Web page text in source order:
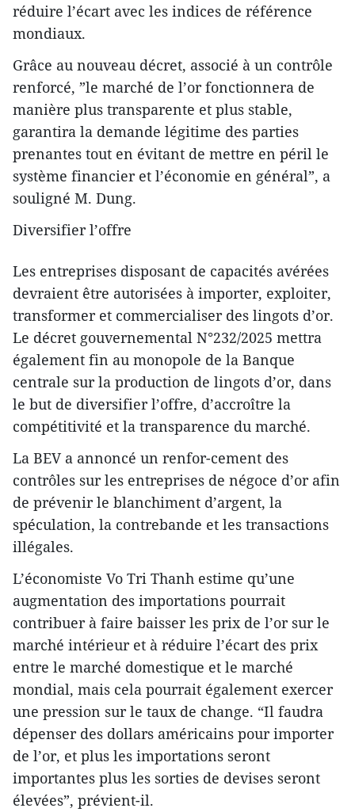
réduire l’écart avec les indices de référence
mondiaux.
Grâce au nouveau décret, associé à un contrôle
renforcé, ”le marché de l’or fonctionnera de
manière plus transparente et plus stable,
garantira la demande légitime des parties
prenantes tout en évitant de mettre en péril le
système financier et l’économie en général”, a
souligné M. Dung.
Diversifier l’offre
Les entreprises disposant de capacités avérées
devraient être autorisées à importer, exploiter,
transformer et commercialiser des lingots d’or.
Le décret gouvernemental N°232/2025 mettra
également fin au monopole de la Banque
centrale sur la production de lingots d’or, dans
le but de diversifier l’offre, d’accroître la
compétitivité et la transparence du marché.
La BEV a annoncé un renfor-cement des
contrôles sur les entreprises de négoce d’or afin
de prévenir le blanchiment d’argent, la
spéculation, la contrebande et les transactions
illégales.
L’économiste Vo Tri Thanh estime qu’une
augmentation des importations pourrait
contribuer à faire baisser les prix de l’or sur le
marché intérieur et à réduire l’écart des prix
entre le marché domestique et le marché
mondial, mais cela pourrait également exercer
une pression sur le taux de change. “Il faudra
dépenser des dollars américains pour importer
de l’or, et plus les importations seront
importantes plus les sorties de devises seront
élevées”, prévient-il.